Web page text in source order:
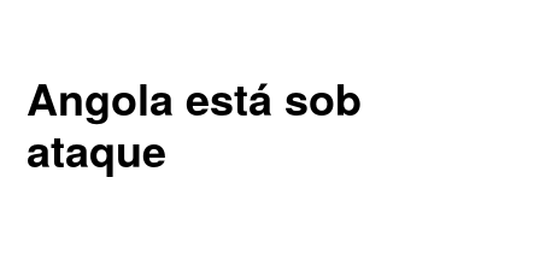
Angola está sob
ataque